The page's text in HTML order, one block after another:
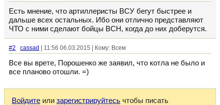
Есть мнение, что артиллеристы ВСУ бегут быстрее и
дальше всех остальных. Ибо они отлично представляют
ЧТО с ними сделают бойцы ВСН, когда до них доберутся.
#2 cassad | 11:56 06.03.2015 | Кому: Всем
Все вы врете, Порошенко же заявил, что котла не было и
все планово отошли. =)
Войдите или зарегистрируйтесь чтобы писать